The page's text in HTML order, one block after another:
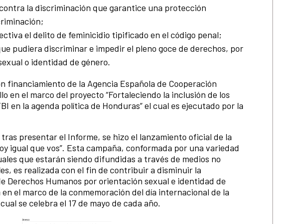
la discriminación que garantice una protección
el delito de feminicidio tipificado en el código penal;
pudiera discriminar e impedir el pleno goce de derechos, por
o identidad de género.
financiamiento de la Agencia Española de Cooperación
en el marco del proyecto “Fortaleciendo la inclusión de los
en la agenda política de Honduras” el cual es ejecutado por la
presentar el Informe, se hizo el lanzamiento oficial de la
igual que vos”. Esta campaña, conformada por una variedad
que estarán siendo difundidas a través de medios no
es realizada con el fin de contribuir a disminuir la
Derechos Humanos por orientación sexual e identidad de
el marco de la conmemoración del día internacional de la
se celebra el 17 de mayo de cada año.